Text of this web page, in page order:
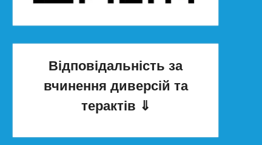
Відповідальність за
вчинення диверсій та
терактів ⇓